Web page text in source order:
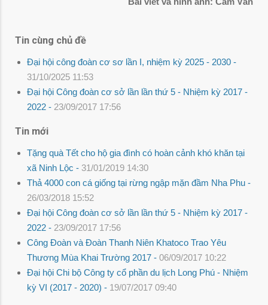
Tin cùng chủ đề
Đại hội công đoàn cơ sơ lần I, nhiệm kỳ 2025 - 2030 -
31/10/2025 11:53
Đại hội Công đoàn cơ sở lần lần thứ 5 - Nhiệm kỳ 2017 -
2022 - 23/09/2017 17:56
Tin mới
Tặng quà Tết cho hộ gia đình có hoàn cảnh khó khăn tại
xã Ninh Lộc - 31/01/2019 14:30
Thả 4000 con cá giống tại rừng ngập mặn đầm Nha Phu -
26/03/2018 15:52
Đại hội Công đoàn cơ sở lần lần thứ 5 - Nhiệm kỳ 2017 -
2022 - 23/09/2017 17:56
Công Đoàn và Đoàn Thanh Niên Khatoco Trao Yêu
Thương Mùa Khai Trường 2017 - 06/09/2017 10:22
Đại hội Chi bộ Công ty cổ phần du lịch Long Phú - Nhiệm
kỳ VI (2017 - 2020) - 19/07/2017 09:40